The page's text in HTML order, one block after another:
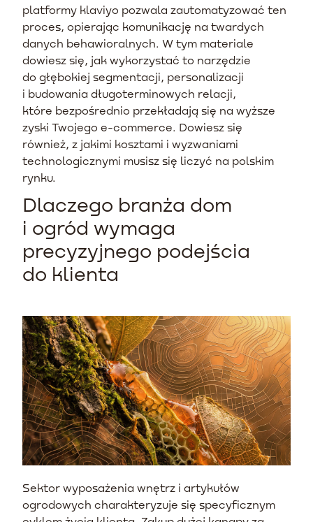
platformy klaviyo pozwala zautomatyzować ten
proces, opierając komunikację na twardych
danych behawioralnych. W tym materiale
dowiesz się, jak wykorzystać to narzędzie
do głębokiej segmentacji, personalizacji
i budowania długoterminowych relacji,
które bezpośrednio przekładają się na wyższe
zyski Twojego e-commerce. Dowiesz się
również, z jakimi kosztami i wyzwaniami
technologicznymi musisz się liczyć na polskim
rynku.
Dlaczego branża dom
i ogród wymaga
precyzyjnego podejścia
do klienta
Sektor wyposażenia wnętrz i artykułów
ogrodowych charakteryzuje się specyficznym